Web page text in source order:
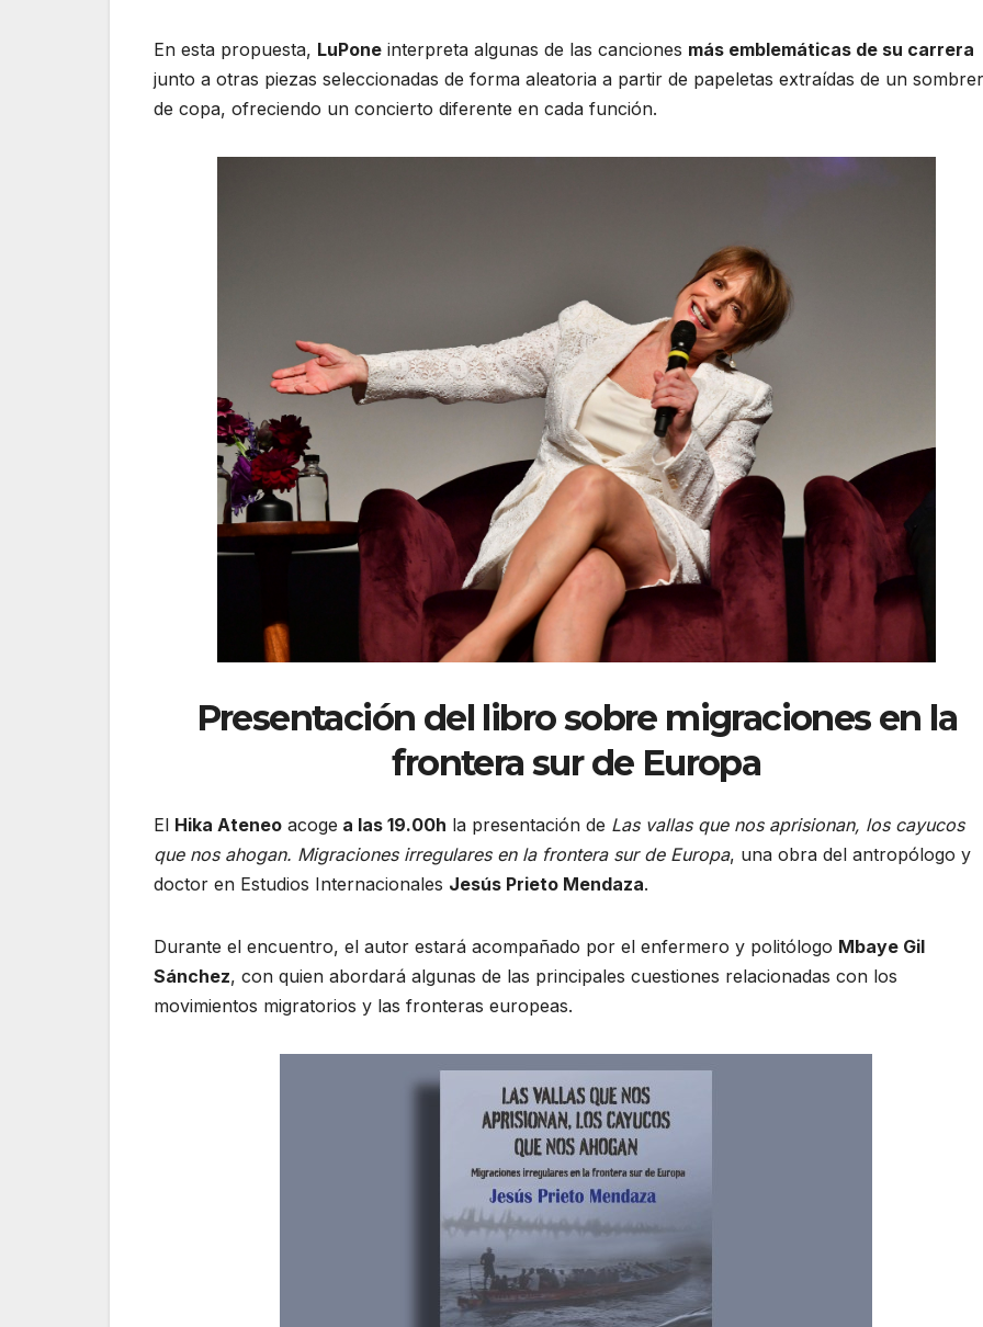
En esta propuesta, LuPone interpreta algunas de las canciones más emblemáticas de su carrera
junto a otras piezas seleccionadas de forma aleatoria a partir de papeletas extraídas de un
de copa, ofreciendo un concierto diferente en cada función.
Presentación del libro sobre migraciones en la
frontera sur de Europa
El Hika Ateneo acoge a las 19.00h la presentación de Las vallas que nos aprisionan, los cayucos
que nos ahogan. Migraciones irregulares en la frontera sur de Europa, una obra del antropólogo y
doctor en Estudios Internacionales Jesús Prieto Mendaza.
Durante el encuentro, el autor estará acompañado por el enfermero y politólogo Mbaye Gil
Sánchez, con quien abordará algunas de las principales cuestiones relacionadas con los
movimientos migratorios y las fronteras europeas.